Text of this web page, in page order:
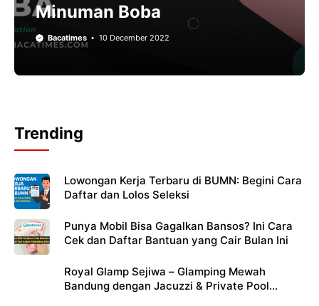
Minuman Boba
Bacatimes 10 December 2022
Trending
Lowongan Kerja Terbaru di BUMN: Begini Cara
Daftar dan Lolos Seleksi
Punya Mobil Bisa Gagalkan Bansos? Ini Cara
Cek dan Daftar Bantuan yang Cair Bulan Ini
Royal Glamp Sejiwa – Glamping Mewah
Bandung dengan Jacuzzi & Private Pool